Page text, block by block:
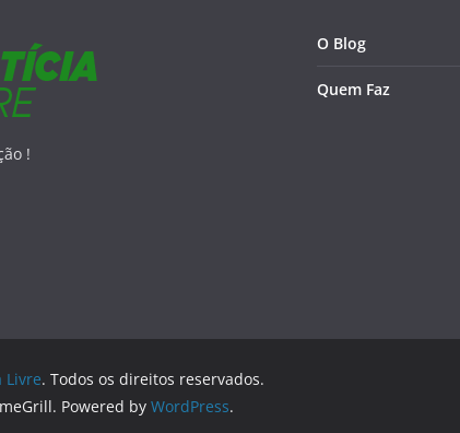
!
O Blog
Quem Faz
Livre. Todos os direitos reservados.
Powered by WordPress.